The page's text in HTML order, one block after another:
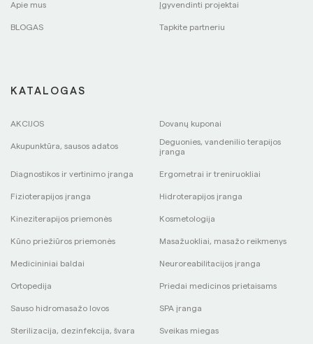
Apie mus Įgyvendinti projektai
BLOGAS Tapkite partneriu
KATALOGAS
AKCIJOS Dovanų kuponai
Akupunktūra, sausos adatos
Deguonies, vandenilio terapijos
įranga
Diagnostikos ir vertinimo įranga Ergometrai ir treniruokliai
Fizioterapijos įranga Hidroterapijos įranga
Kineziterapijos priemonės Kosmetologija
Kūno priežiūros priemonės Masažuokliai, masažo reikmenys
Medicininiai baldai Neuroreabilitacijos įranga
Ortopedija Priedai medicinos prietaisams
Sauso hidromasažo lovos SPA įranga
Sterilizacija, dezinfekcija, švara Sveikas miegas